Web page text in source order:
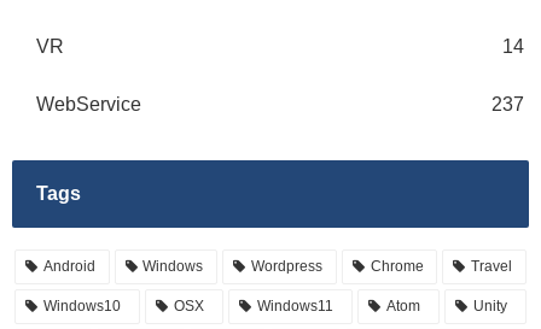
VR 14
WebService 237
Tags
Android Windows Wordpress Chrome Travel
Windows10 OSX Windows11 Atom Unity